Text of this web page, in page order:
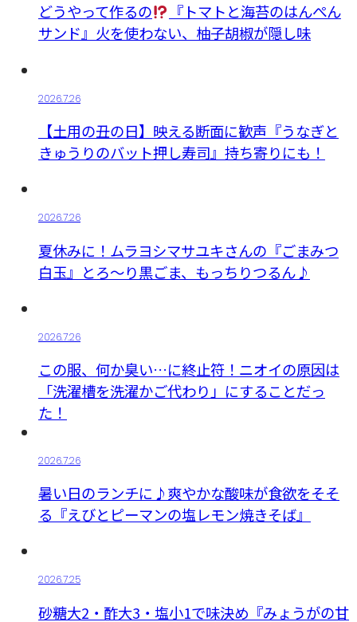
どうやって作るの
『トマトと海苔のはんぺん
サンド』火を使わない、柚子胡椒が隠し味
2026.7.26
【土用の丑の日】映える断面に歓声『うなぎと
きゅうりのバット押し寿司』持ち寄りにも！
2026.7.26
夏休みに！ムラヨシマサユキさんの『ごまみつ
白玉』とろ～り黒ごま、もっちりつるん♪
2026.7.26
この服、何か臭い…に終止符！ニオイの原因は
「洗濯槽を洗濯かご代わり」にすることだっ
た！
2026.7.26
暑い日のランチに♪爽やかな酸味が食欲をそそ
る『えびとピーマンの塩レモン焼きそば』
2026.7.25
砂糖大2・酢大3・塩小1で味決め『みょうがの甘